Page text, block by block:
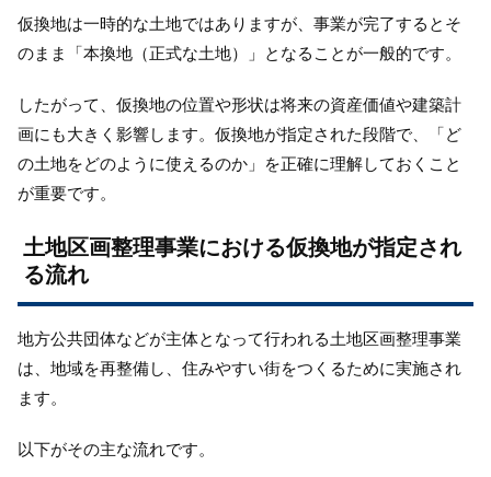
仮換地は一時的な土地ではありますが、事業が完了するとそ
のまま「本換地（正式な土地）」となることが一般的です。
したがって、仮換地の位置や形状は将来の資産価値や建築計
画にも大きく影響します。仮換地が指定された段階で、「ど
の土地をどのように使えるのか」を正確に理解しておくこと
が重要です。
土地区画整理事業における仮換地が指定され
る流れ
地方公共団体などが主体となって行われる土地区画整理事業
は、地域を再整備し、住みやすい街をつくるために実施され
ます。
以下がその主な流れです。